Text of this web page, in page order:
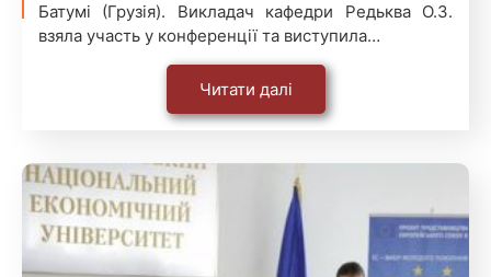
Батумі (Грузія). Викладач кафедри Редьква О.З.
взяла участь у конференції та виступила…
Читати далі